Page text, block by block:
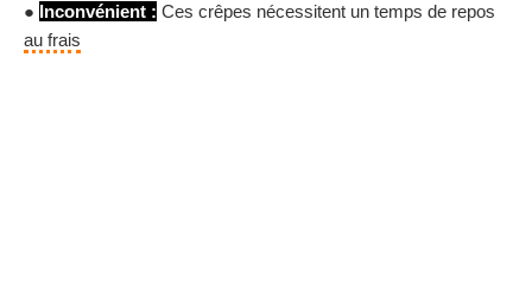
● Inconvénient : Ces crêpes nécessitent un temps de repos
au frais